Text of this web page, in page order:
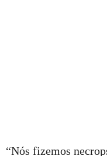
“Nós fizemos